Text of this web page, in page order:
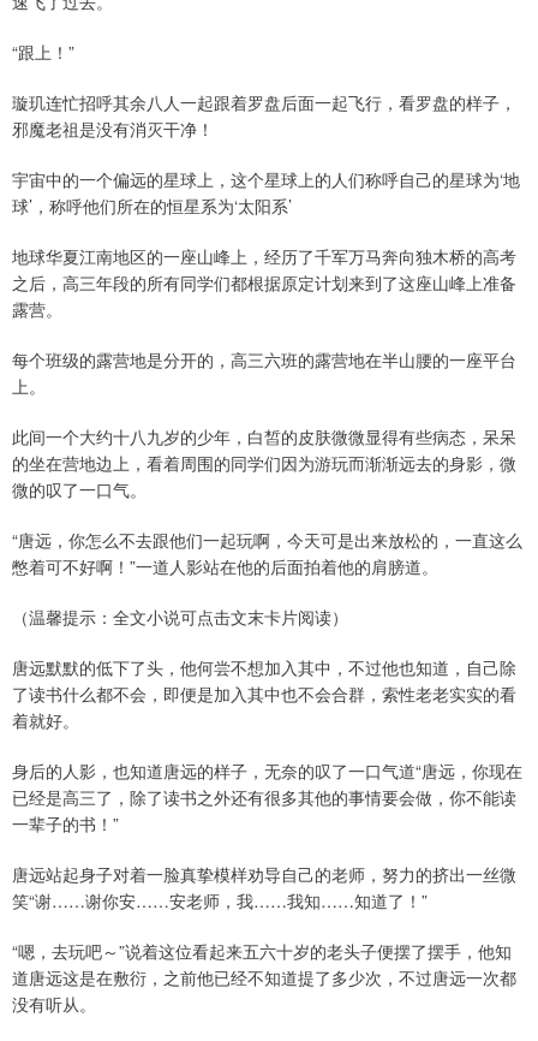
“跟上！”
璇玑连忙招呼其余八人一起跟着罗盘后面一起飞行，看罗盘的样子，
邪魔老祖是没有消灭干净！
宇宙中的一个偏远的星球上，这个星球上的人们称呼自己的星球为‘地
球’，称呼他们所在的恒星系为‘太阳系’
地球华夏江南地区的一座山峰上，经历了千军万马奔向独木桥的高考
之后，高三年段的所有同学们都根据原定计划来到了这座山峰上准备
露营。
每个班级的露营地是分开的，高三六班的露营地在半山腰的一座平台
上。
此间一个大约十八九岁的少年，白皙的皮肤微微显得有些病态，呆呆
的坐在营地边上，看着周围的同学们因为游玩而渐渐远去的身影，微
微的叹了一口气。
“唐远，你怎么不去跟他们一起玩啊，今天可是出来放松的，一直这么
憋着可不好啊！”一道人影站在他的后面拍着他的肩膀道。
（温馨提示：全文小说可点击文末卡片阅读）
唐远默默的低下了头，他何尝不想加入其中，不过他也知道，自己除
了读书什么都不会，即便是加入其中也不会合群，索性老老实实的看
着就好。
身后的人影，也知道唐远的样子，无奈的叹了一口气道“唐远，你现在
已经是高三了，除了读书之外还有很多其他的事情要会做，你不能读
一辈子的书！”
唐远站起身子对着一脸真挚模样劝导自己的老师，努力的挤出一丝微
笑“谢……谢你安……安老师，我……我知……知道了！”
“嗯，去玩吧～”说着这位看起来五六十岁的老头子便摆了摆手，他知
道唐远这是在敷衍，之前他已经不知道提了多少次，不过唐远一次都
没有听从。